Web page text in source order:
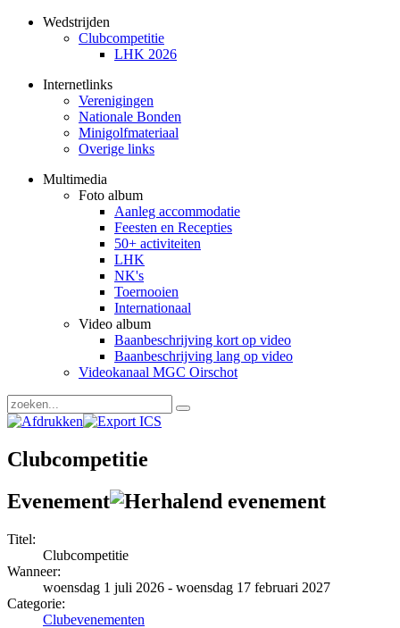
Wedstrijden
Clubcompetitie
LHK 2026
Internetlinks
Verenigingen
Nationale Bonden
Minigolfmateriaal
Overige links
Multimedia
Foto album
Aanleg accommodatie
Feesten en Recepties
50+ activiteiten
LHK
NK's
Toernooien
Internationaal
Video album
Baanbeschrijving kort op video
Baanbeschrijving lang op video
Videokanaal MGC Oirschot
Clubcompetitie
Evenement
Titel:
Clubcompetitie
Wanneer:
woensdag 1 juli 2026 - woensdag 17 februari 2027
Categorie:
Clubevenementen